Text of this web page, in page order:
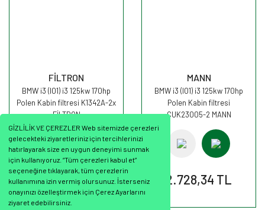
GİZLİLİK VE ÇEREZLER Web sitemizde çerezleri
gelecekteki ziyaretleriniz için tercihlerinizi
hatırlayarak size en uygun deneyimi sunmak
için kullanıyoruz. “Tüm çerezleri kabul et”
seçeneğine tıklayarak, tüm çerezlerin
kullanımına izin vermiş olursunuz. İsterseniz
onayınızı özelleştirmek için Çerez Ayarlarını
ziyaret edebilirsiniz.
FİLTRON
BMW i3 (I01) i3 125kw 170hp
Polen Kabin filtresi K1342A-2x
FİLTRON
885,12 TL
MANN
BMW i3 (I01) i3 125kw 170hp
Polen Kabin filtresi
CUK23005-2 MANN
2.728,34 TL